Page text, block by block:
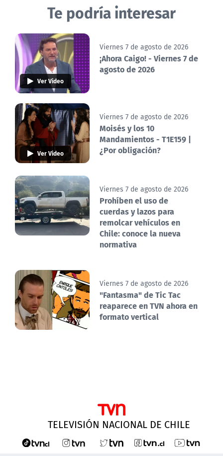
Te podría interesar
Ver Video
Viernes 7 de agosto de 2026
¡Ahora Caigo! - Viernes 7 de
agosto de 2026
Ver Video
Viernes 7 de agosto de 2026
Moisés y los 10
Mandamientos - T1E159 |
¿Por obligación?
Viernes 7 de agosto de 2026
Prohíben el uso de
cuerdas y lazos para
remolcar vehículos en
Chile: conoce la nueva
normativa
Viernes 7 de agosto de 2026
"Fantasma" de Tic Tac
reaparece en TVN ahora en
formato vertical
TELEVISIÓN NACIONAL DE CHILE